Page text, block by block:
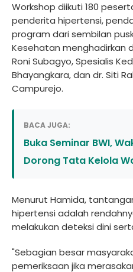
Workshop diikuti 180
penderita hipertensi,
program dari sembilan
Kesehatan menghadirkan
Roni Subagyo, Spesialis
Bhayangkara, dan dr. Siti
Campurejo.
BACA JUGA:
Buka Seminar BWI,
Dorong Tata Kelola
Menurut Hamida,
hipertensi adalah
melakukan deteksi dini
"Sebagian besar
pemeriksaan jika